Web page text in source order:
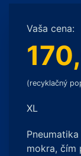
Vaša cena:
(recyklačný
XL
mokra, čím